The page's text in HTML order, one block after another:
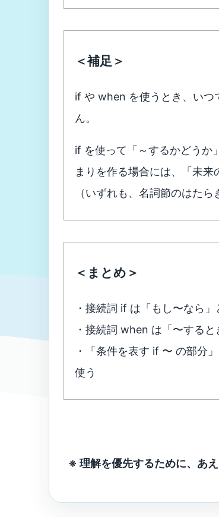
＜補足＞
if や when を使うとき、いつ
ん。
if を使って「～するかどうか
まりを作る場合には、「未来
（いずれも、名詞節のはたら
＜まとめ＞
・接続詞 if は「もし〜なら」
・接続詞 when は「〜すると
・「条件を表す if 〜 の部分
使う
※ 理解を優先するために、あ